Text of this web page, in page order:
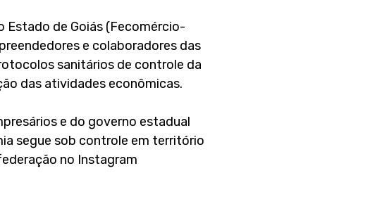
Estado de Goiás (Fecomércio-
e colaboradores das
sanitários de controle da
das atividades econômicas.
e do governo estadual
segue sob controle em território
no Instagram